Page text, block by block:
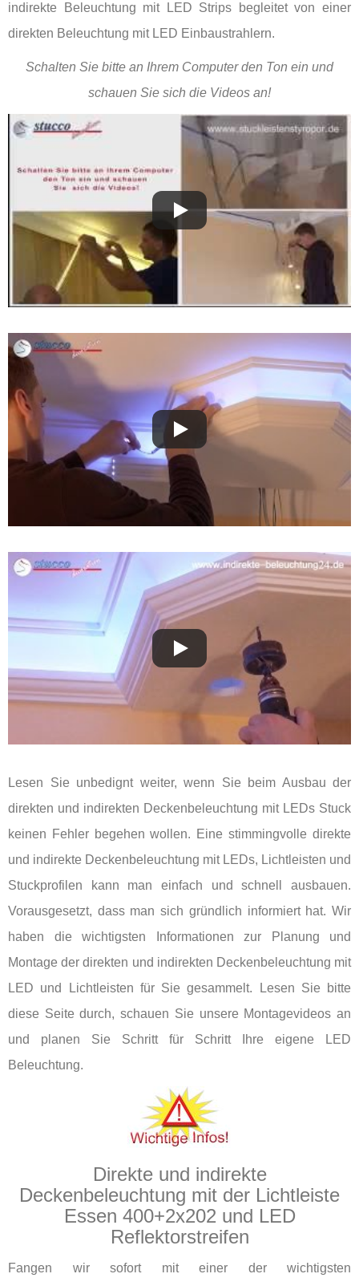
indirekte Beleuchtung mit LED Strips begleitet von einer
direkten Beleuchtung mit LED Einbaustrahlern.
Schalten Sie bitte an Ihrem Computer den Ton ein und
schauen Sie sich die Videos an!
Lesen Sie unbedignt weiter, wenn Sie beim Ausbau der
direkten und indirekten Deckenbeleuchtung mit LEDs Stuck
keinen Fehler begehen wollen. Eine stimmingvolle direkte
und indirekte Deckenbeleuchtung mit LEDs, Lichtleisten und
Stuckprofilen kann man einfach und schnell ausbauen.
Vorausgesetzt, dass man sich gründlich informiert hat. Wir
haben die wichtigsten Informationen zur Planung und
Montage der direkten und indirekten Deckenbeleuchtung mit
LED und Lichtleisten für Sie gesammelt. Lesen Sie bitte
diese Seite durch, schauen Sie unsere Montagevideos an
und planen Sie Schritt für Schritt Ihre eigene LED
Beleuchtung.
Direkte und indirekte
Deckenbeleuchtung mit der Lichtleiste
Essen 400+2x202 und LED
Reflektorstreifen
Fangen wir sofort mit einer der wichtigsten